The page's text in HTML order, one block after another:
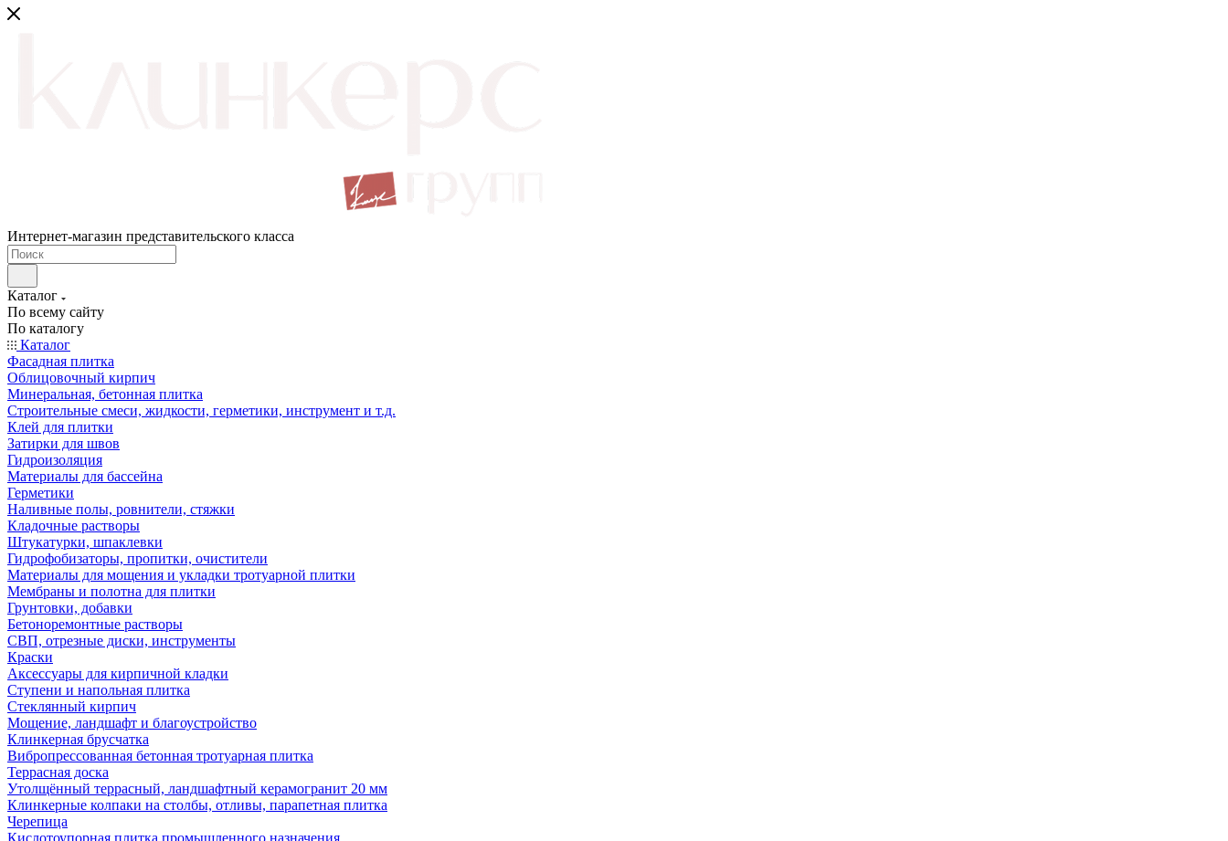
Интернет-магазин представительского класса
Каталог
По всему сайту
По каталогу
Каталог
Фасадная плитка
Облицовочный кирпич
Минеральная, бетонная плитка
Строительные смеси, жидкости, герметики, инструмент и т.д.
Клей для плитки
Затирки для швов
Гидроизоляция
Материалы для бассейна
Герметики
Наливные полы, ровнители, стяжки
Кладочные растворы
Штукатурки, шпаклевки
Гидрофобизаторы, пропитки, очистители
Материалы для мощения и укладки тротуарной плитки
Мембраны и полотна для плитки
Грунтовки, добавки
Бетоноремонтные растворы
СВП, отрезные диски, инструменты
Краски
Аксессуары для кирпичной кладки
Ступени и напольная плитка
Cтеклянный кирпич
Мощение, ландшафт и благоустройство
Клинкерная брусчатка
Вибропрессованная бетонная тротуарная плитка
Террасная доска
Утолщённый террасный, ландшафтный керамогранит 20 мм
Клинкерные колпаки на столбы, отливы, парапетная плитка
Черепица
Кислотоупорная плитка промышленного назначения